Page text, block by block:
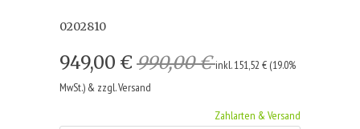
0202810
949,00 € 990,00 €inkl. 151,52 € (19.0%
MwSt.) & zzgl. Versand
Zahlarten & Versand